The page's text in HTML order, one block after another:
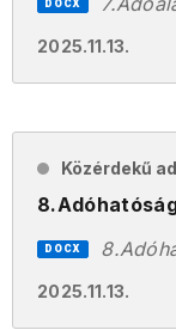
2025.11.13.
DOCX
Közérdekű
2025.11.13.
DOCX